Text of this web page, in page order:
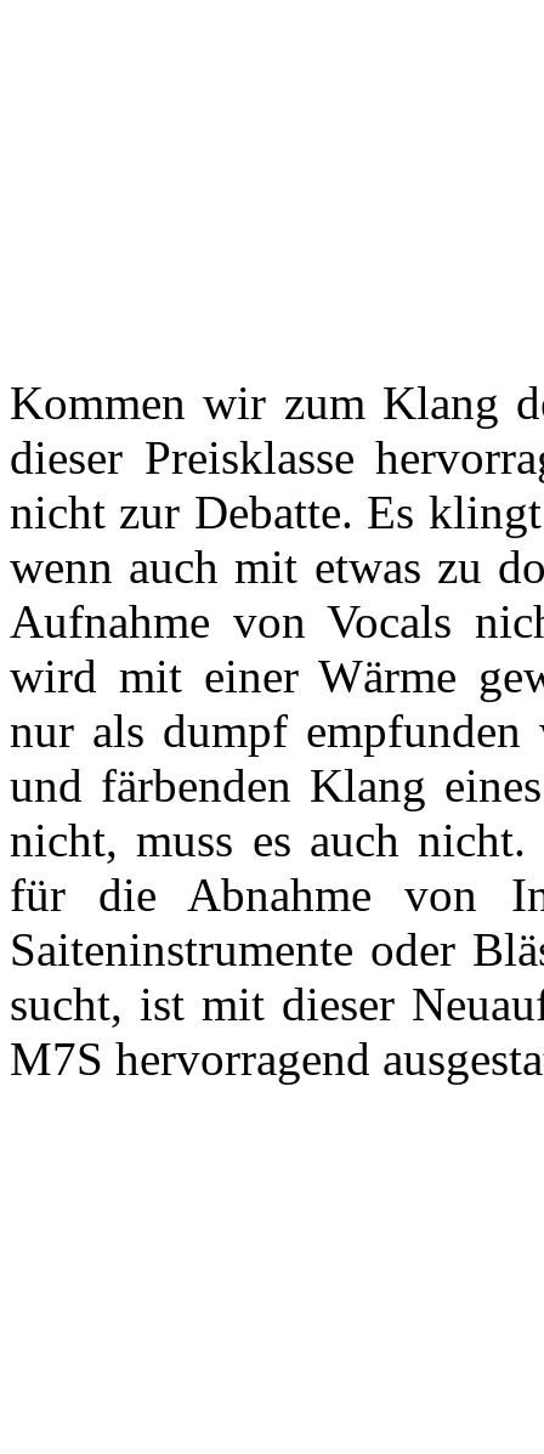
Kommen wir zum Klang
dieser Preisklasse
nicht zur Debatte. Es
wenn auch mit etwas zu
Aufnahme von Vocals
wird mit einer Wärme
nur als dumpf
und färbenden Klang
nicht, muss es auch
für die Abnahme von
Saiteninstrumente oder
sucht, ist mit dieser
M7S hervorragend